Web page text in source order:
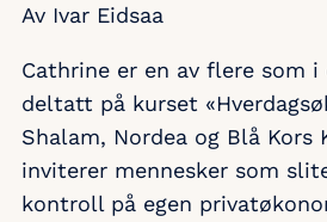
Av Ivar Eidsaa
Cathrine er en av flere som
deltatt på kurset
Shalam, Nordea og Blå Kors
inviterer mennesker som
kontroll på egen